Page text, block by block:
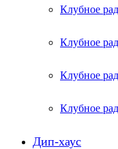
Клубное
Клубное
Клубное
Клубное
Дип-хаус